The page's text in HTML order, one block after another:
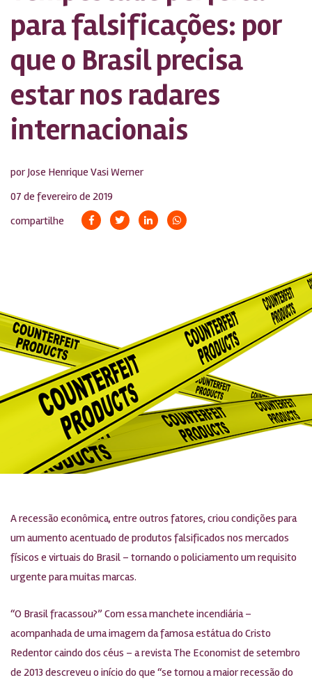
para falsificações: por
que o Brasil precisa
estar nos radares
internacionais
por Jose Henrique Vasi Werner
07 de fevereiro de 2019
compartilhe
A recessão econômica, entre outros fatores, criou condições para
um aumento acentuado de produtos falsificados nos mercados
físicos e virtuais do Brasil – tornando o policiamento um requisito
urgente para muitas marcas.
“O Brasil fracassou?” Com essa manchete incendiária –
acompanhada de uma imagem da famosa estátua do Cristo
Redentor caindo dos céus – a revista The Economist de setembro
de 2013 descreveu o início do que “se tornou a maior recessão do